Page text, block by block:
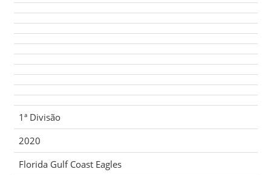
1ª Divisão
2020
Florida Gulf Coast Eagles